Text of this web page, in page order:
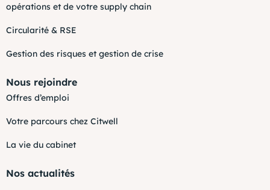
opérations et de votre supply chain
Circularité & RSE
Gestion des risques et gestion de crise
Nous rejoindre
Offres d’emploi
Votre parcours chez Citwell
La vie du cabinet
Nos actualités